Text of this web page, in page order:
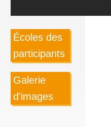
Écoles des
participants
Galerie
d'images